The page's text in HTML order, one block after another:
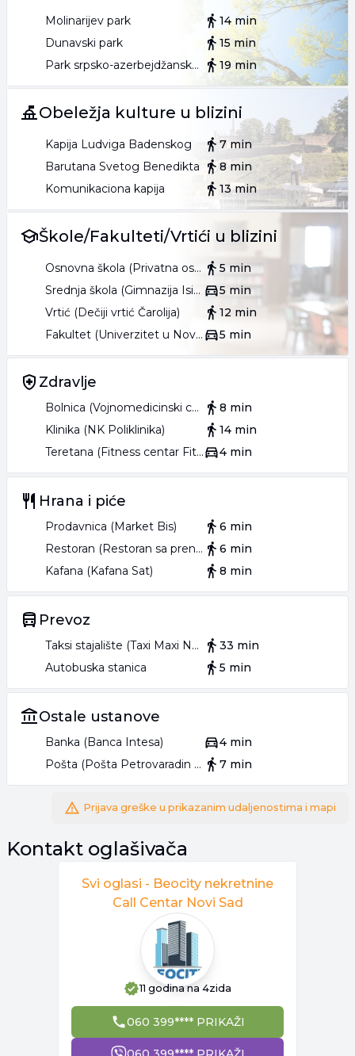
kancelarija@beocitynekretnine.rs
Molinarijev park
14 min
Dunavski park
15 min
Park srpsko-azerbejdžanskog prijateljstva
19 min
Obeležja kulture u blizini
Kapija Ludviga Badenskog
7 min
Barutana Svetog Benedikta
8 min
Komunikaciona kapija
13 min
Škole/Fakulteti/Vrtići u blizini
Osnovna škola (Privatna osnovna škola Tvrđava)
5 min
Srednja škola (Gimnazija Isidora Sekulić)
5 min
Vrtić (Dečiji vrtić Čarolija)
12 min
Fakultet (Univerzitet u Novom Sadu)
5 min
Zdravlje
Bolnica (Vojnomedicinski centar Novi Sad VMC)
8 min
Klinika (NK Poliklinika)
14 min
Teretana (Fitness centar Fitems)
4 min
Hrana i piće
Prodavnica (Market Bis)
6 min
Restoran (Restoran sa prenoćištem Naša Tvrđava)
6 min
Kafana (Kafana Sat)
8 min
Prevoz
Taksi stajalište (Taxi Maxi Novosađani)
33 min
Autobuska stanica
5 min
Ostale ustanove
Banka (Banca Intesa)
4 min
Pošta (Pošta Petrovaradin 21131)
7 min
Prijava greške u prikazanim udaljenostima i mapi
Kontakt oglašivača
Svi oglasi - Beocity nekretnine
Call Centar Novi Sad
11 godinana 4zida
060 399**** PRIKAŽI